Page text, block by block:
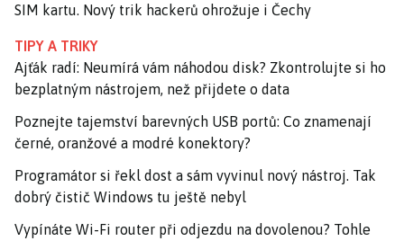
SIM kartu. Nový trik hackerů ohrožuje i Čechy
TIPY A TRIKY
Ajťák radí: Neumírá vám náhodou disk? Zkontrolujte si ho
bezplatným nástrojem, než přijdete o data
Poznejte tajemství barevných USB portů: Co znamenají
černé, oranžové a modré konektory?
Programátor si řekl dost a sám vyvinul nový nástroj. Tak
dobrý čistič Windows tu ještě nebyl
Vypínáte Wi-Fi router při odjezdu na dovolenou? Tohle